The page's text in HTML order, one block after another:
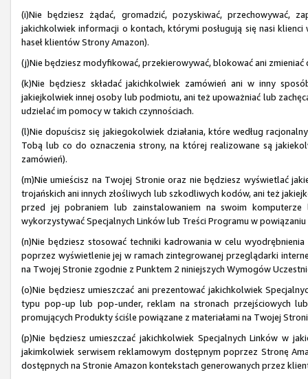
(i)Nie będziesz żądać, gromadzić, pozyskiwać, przechowywać,
jakichkolwiek informacji o kontach, którymi posługują się nasi
haseł klientów Strony Amazon).
(j)Nie będziesz modyfikować, przekierowywać, blokować ani
(k)Nie będziesz składać jakichkolwiek zamówień ani w inny
jakiejkolwiek innej osoby lub podmiotu, ani też upoważniać lub
udzielać im pomocy w takich czynnościach.
(l)Nie dopuścisz się jakiegokolwiek działania, które według
Tobą lub co do oznaczenia strony, na której realizowane są
zamówień).
(m)Nie umieścisz na Twojej Stronie oraz nie będziesz wyświetlać
trojańskich ani innych złośliwych lub szkodliwych kodów, ani też
przed jej pobraniem lub zainstalowaniem na swoim
wykorzystywać Specjalnych Linków lub Treści Programu w
(n)Nie będziesz stosować techniki kadrowania w celu
poprzez wyświetlenie jej w ramach zintegrowanej przeglądarki
na Twojej Stronie zgodnie z Punktem 2 niniejszych Wymogów
(o)Nie będziesz umieszczać ani prezentować jakichkolwiek
typu pop-up lub pop-under, reklam na stronach przejściowych
promujących Produkty ściśle powiązane z materiałami na Twojej
(p)Nie będziesz umieszczać jakichkolwiek Specjalnych Linków w
jakimkolwiek serwisem reklamowym dostępnym poprzez Stronę
dostępnych na Stronie Amazon kontekstach generowanych przez